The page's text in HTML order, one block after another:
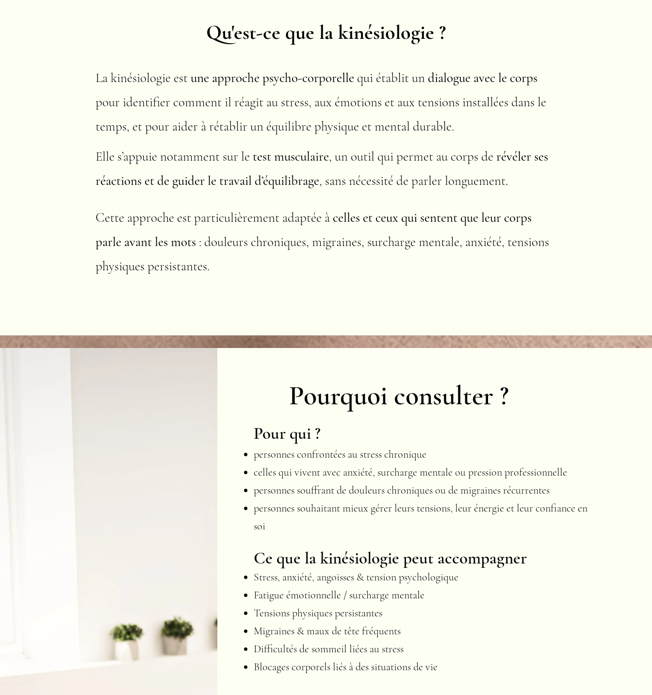
Qu'est-ce que la kinésiologie ?
La kinésiologie estune approche psycho-corporelle qui établit un dialogue avec le corps
pour identifier comment il réagit au stress, aux émotions et aux tensions installées dans le
temps, et pour aider à rétablir un équilibre physique et mental durable.
Elle s’appuie notamment sur le test musculaire, un outil qui permet au corps de révéler ses
réactions et de guider le travail d’équilibrage, sans nécessité de parler longuement.
Cette approche est particulièrement adaptée à celles et ceux qui sentent que leur corps
parle avant les mots : douleurs chroniques, migraines, surcharge mentale, anxiété, tensions
physiques persistantes.
Pourquoi consulter ?
Pour qui ?
personnes confrontées au stress chronique
celles qui vivent avec anxiété, surcharge mentale ou pression professionnelle
personnes souffrant de douleurs chroniques ou de migraines récurrentes
personnes souhaitant mieux gérer leurs tensions, leur énergie et leur confiance en
soi
Ce que la kinésiologie peut accompagner
Stress, anxiété, angoisses & tension psychologique
Fatigue émotionnelle / surcharge mentale
Tensions physiques persistantes
Migraines & maux de tête fréquents
Difficultés de sommeil liées au stress
Blocages corporels liés à des situations de vie